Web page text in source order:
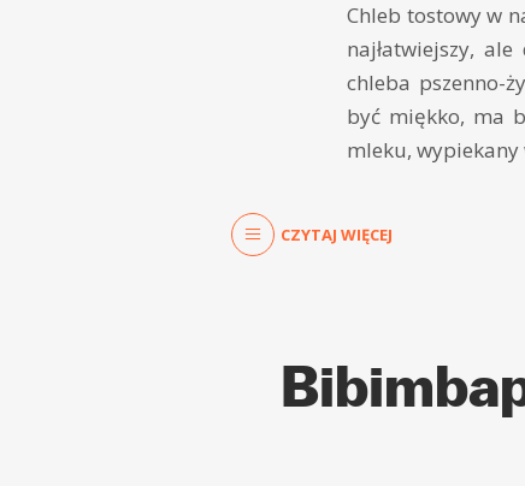
Chleb tostowy w
najłatwiejszy,
chleba pszenno-
być miękko, ma
mleku, wypiekany
CZYTAJ WIĘCEJ